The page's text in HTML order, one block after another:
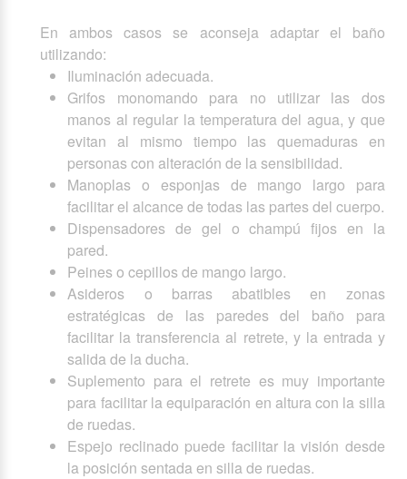
En ambos casos se aconseja adaptar el baño
utilizando:
Iluminación adecuada.
Grifos monomando para no utilizar las dos
manos al regular la temperatura del agua, y que
evitan al mismo tiempo las quemaduras en
personas con alteración de la sensibilidad.
Manoplas o esponjas de mango largo para
facilitar el alcance de todas las partes del cuerpo.
Dispensadores de gel o champú fijos en la
pared.
Peines o cepillos de mango largo.
Asideros o barras abatibles en zonas
estratégicas de las paredes del baño para
facilitar la transferencia al retrete, y la entrada y
salida de la ducha.
Suplemento para el retrete es muy importante
para facilitar la equiparación en altura con la silla
de ruedas.
Espejo reclinado puede facilitar la visión desde
la posición sentada en silla de ruedas.